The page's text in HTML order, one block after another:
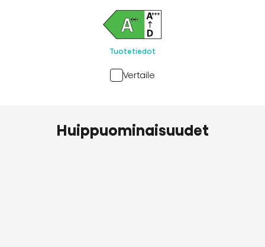
Tuotetiedot
Vertaile
Huippuominaisuudet